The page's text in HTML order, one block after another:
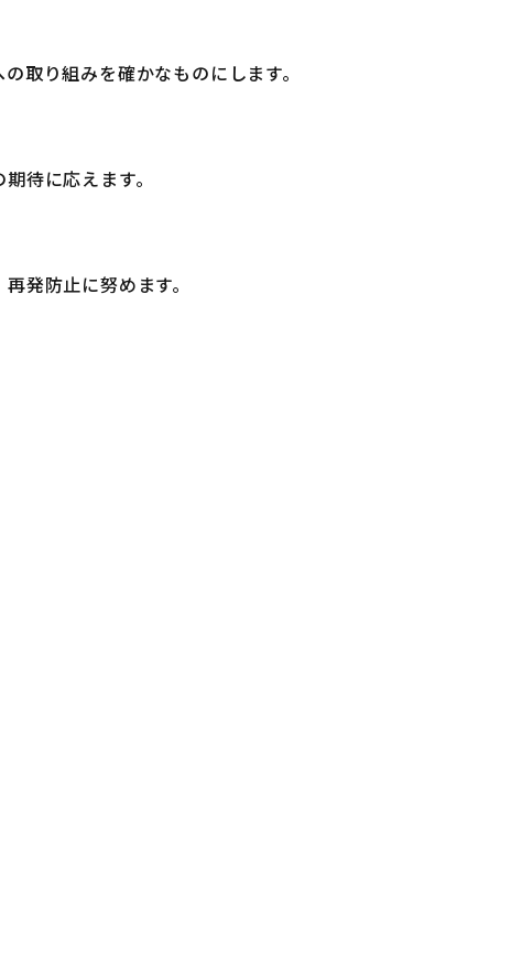
取り組みを確かなものにします。
待に応えます。
発防止に努めます。